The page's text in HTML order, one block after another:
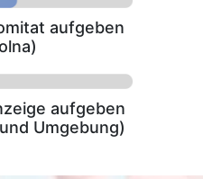
aufgeben
aufgeben
Umgebung)